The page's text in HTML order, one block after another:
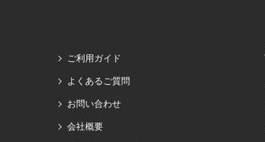
ご利用ガイド
よくあるご質問
お問い合わせ
会社概要